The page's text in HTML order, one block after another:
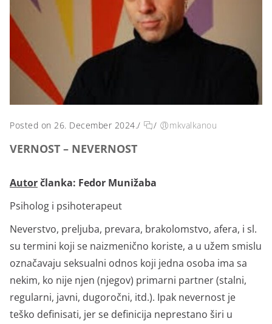
Posted on 26. December 2024./ / mkvalkanou
VERNOST – NEVERNOST
Autorčlanka: Fedor Munižaba
Psiholog i psihoterapeut
Neverstvo, preljuba, prevara, brakolomstvo, afera, i sl.
su termini koji se naizmenično koriste, a u užem smislu
označavaju seksualni odnos koji jedna osoba ima sa
nekim, ko nije njen (njegov) primarni partner (stalni,
regularni, javni, dugoročni, itd.). Ipak nevernost je
teško definisati, jer se definicija neprestano širi u